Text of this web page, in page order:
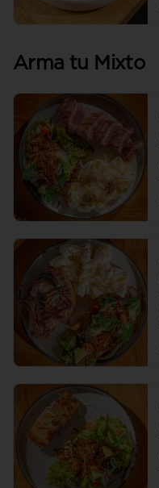
Arma tu Mixto